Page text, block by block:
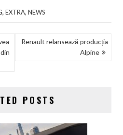
, EXTRA, NEWS
Renault relansează producția
Alpine
POSTS